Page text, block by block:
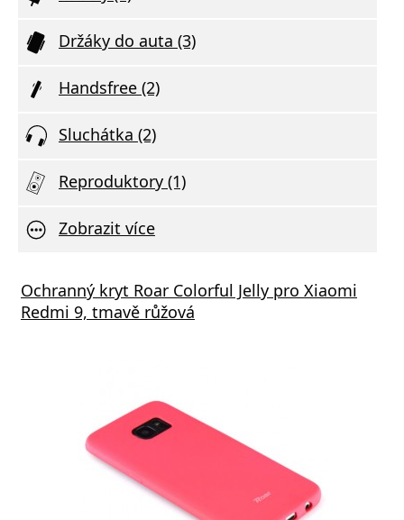
Držáky do auta (3)
Handsfree (2)
Sluchátka (2)
Reproduktory (1)
Zobrazit více
Ochranný kryt Roar Colorful Jelly pro Xiaomi
Redmi 9, tmavě růžová